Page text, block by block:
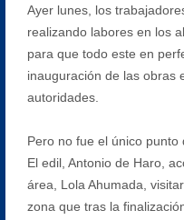
Ayer lunes, los
realizando labores en los
para que todo este en
inauguración de las obras
autoridades.
Pero no fue el único punto
El edil, Antonio de Haro,
área, Lola Ahumada,
zona que tras la